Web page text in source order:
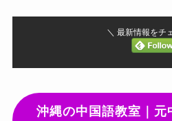
＼ 最新情報をチ
沖縄の中国語教室｜元